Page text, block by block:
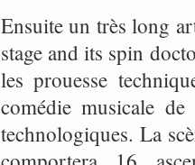
Ensuite un très long
stage and its spin
les prouesse
comédie musicale
technologiques. La